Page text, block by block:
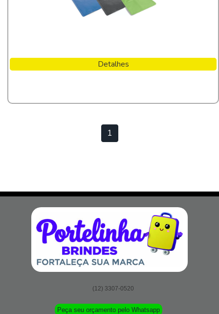
Detalhes
1
(12) 3307-0520
Peça seu orçamento pelo Whatsapp